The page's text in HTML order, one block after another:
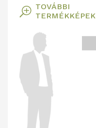
T TOVÁBBI
TERMÉKKÉPEK